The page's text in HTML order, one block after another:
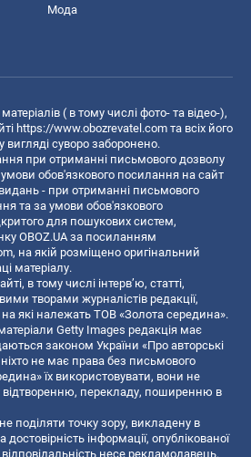
Мода
( в тому числі фото- та відео-),
https://www.obozrevatel.com та всіх його
суворо заборонено.
при отриманні письмового дозволу
умови обов'язкового посилання на сайт
видань - при отриманні письмового
та за умови обов'язкового
для пошукових систем,
OBOZ.UA за посиланням
, на якій розміщено оригінальний
матеріалу.
в тому числі інтерв’ю, статті,
творами журналістів редакції,
які належать ТОВ «Золота середина».
Getty Images редакція має
законом України «Про авторські
не має права без письмового
їх використовувати, вони не
перекладу, поширенню в
поділяти точку зору, викладену в
інформації, опублікованої
несе рекламодавець.